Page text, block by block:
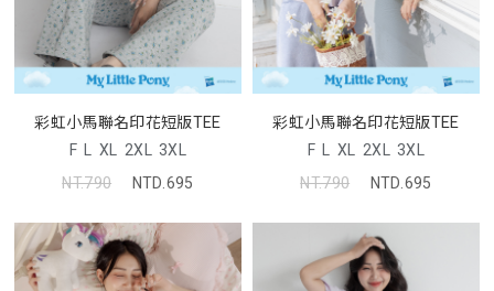
彩虹小馬聯名印花短版TEE
F L XL 2XL 3XL
NT.790
NTD.695
彩虹小馬聯名印花短版TEE
F L XL 2XL 3XL
NT.790
NTD.695